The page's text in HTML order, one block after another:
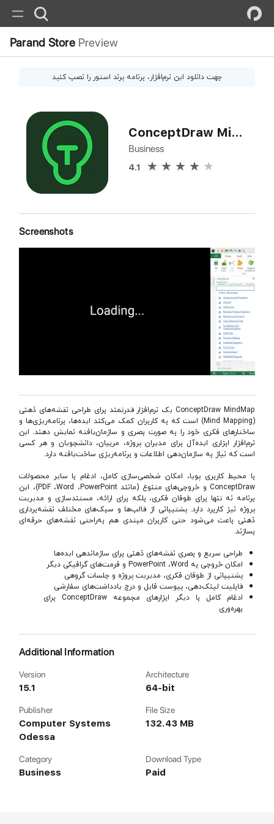
Parand Store Preview
جهت دانلود این نرم‌افزار، برنامه پرند استور را نصب کنید
ConceptDraw MindMap
Business
4.1
Screenshots
ConceptDraw MindMap یک نرم‌افزار قدرتمند برای طراحی نقشه‌های ذهنی
(Mind Mapping) است که به کاربران کمک می‌کند ایده‌ها، برنامه‌ریزی‌ها و
ساختارهای فکری خود را به صورت بصری و سازمان‌یافته نمایش دهند. این
نرم‌افزار ابزاری ایده‌آل برای مدیران پروژه، مربیان، دانشجویان و هر کسی
است که نیاز به سازمان‌دهی اطلاعات و برنامه‌ریزی ساخت‌یافته دارد.
با محیط کاربری پویا، امکان شخصی‌سازی کامل، ادغام با سایر محصولات
ConceptDraw و خروجی‌های متنوع (مانند PDF ،Word ،PowerPoint)، این
برنامه نه تنها برای طوفان فکری، بلکه برای ارائه‌، مستندسازی و مدیریت
پروژه نیز کاربرد دارد. پشتیبانی از قالب‌ها و سبک‌های مختلف نقشه‌برداری
ذهنی باعث می‌شود حتی کاربران مبتدی هم به‌راحتی نقشه‌های حرفه‌ای
بسازند.
طراحی سریع و بصری نقشه‌های ذهنی برای سازماندهی ایده‌ها
امکان خروجی به PowerPoint ،Word و فرمت‌های گرافیکی دیگر
پشتیبانی از طوفان فکری، مدیریت پروژه و جلسات گروهی
قابلیت لینک‌دهی، پیوست فایل و درج یادداشت‌های سفارشی
ادغام کامل با دیگر ابزارهای مجموعه ConceptDraw برای
بهره‌وری
Additional Information
Version
15.1
Architecture
64-bit
Publisher
Computer Systems
Odessa
File Size
132.43 MB
Category
Business
Download Type
Paid